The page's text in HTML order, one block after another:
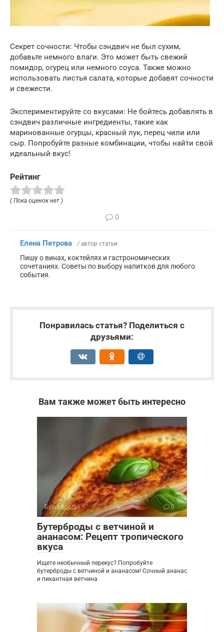
Секрет сочности: Чтобы сэндвич не был сухим,
добавьте немного влаги. Это может быть свежий
помидор, огурец или немного соуса. Также можно
использовать листья салата, которые добавят сочности
и свежести.
Экспериментируйте со вкусами: Не бойтесь добавлять в
сэндвич различные ингредиенты, такие как
маринованные огурцы, красный лук, перец чили или
сыр. Попробуйте разные комбинации, чтобы найти свой
идеальный вкус!
Рейтинг
( Пока оценок нет )
0
Елена Петрова / автор статьи
Пишу о винах, коктейлях и гастрономических
сочетаниях. Советы по выбору напитков для любого
события.
Понравилась статья? Поделиться с
друзьями:
Вам также может быть интересно
Бутерброды 0
Бутерброды с ветчиной и
ананасом: Рецепт тропического
вкуса
Ищете необычный перекус? Попробуйте
бутерброды с ветчиной и ананасом! Сочный ананас
и пикантная ветчина